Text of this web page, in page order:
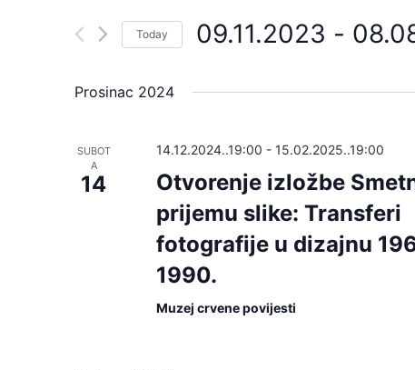
Today 09.11.2023 -
e
e
c
a
t
e
Prosinac 2024
SUBOT
A
14
14.12.2024..19:00 - 15.02.2025..19:00
Otvorenje izložbe
prijemu slike: Transferi
fotografije u dizajnu
1990.
Muzej crvene povijesti